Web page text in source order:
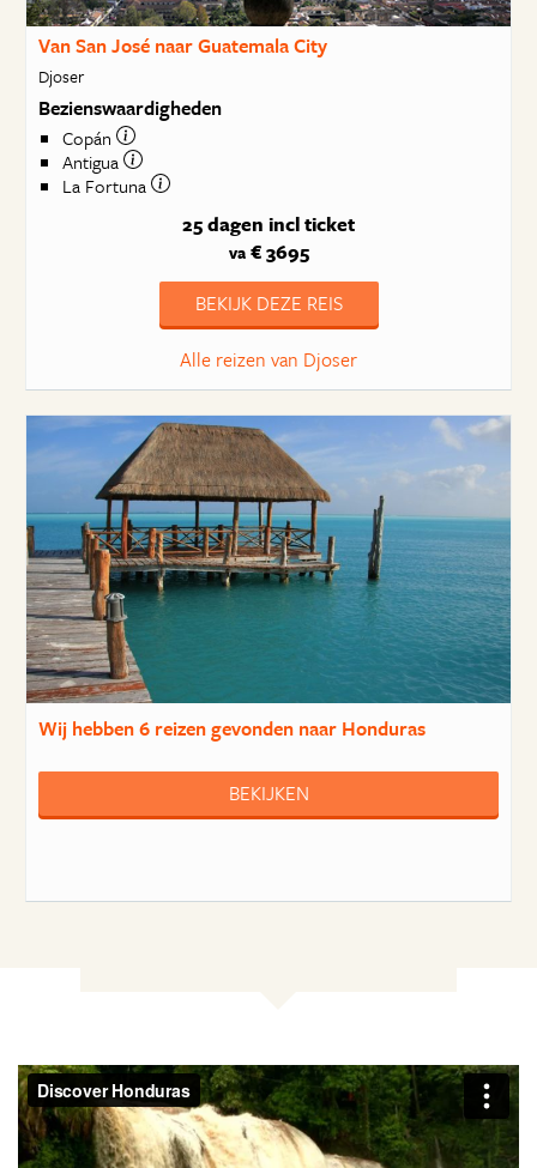
Van San José naar Guatemala City
Djoser
Bezienswaardigheden
Copán
Antigua
La Fortuna
25 dagen incl ticket
va€ 3695
BEKIJK DEZE REIS
Alle reizen van Djoser
Wij hebben6 reizengevonden naar Honduras
BEKIJKEN